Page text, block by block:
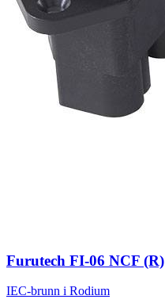
Furutech FI-06 NCF (R)
IEC-brunn i Rodium